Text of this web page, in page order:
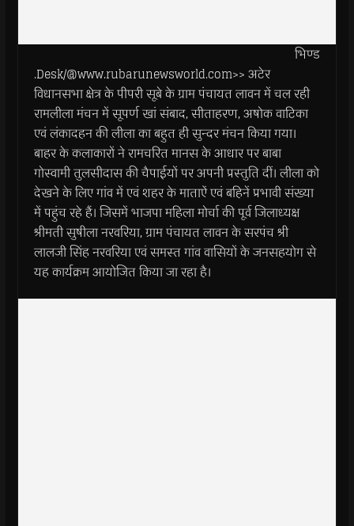
भिण्ड
.Desk/@www.rubarunewsworld.com>> अटेर
विधानसभा क्षेत्र के पीपरी सूबे के ग्राम पंचायत लावन में चल रही
रामलीला मंचन में सूपर्ण खां संबाद, सीताहरण, अषोक वाटिका
एवं लंकादहन की लीला का बहुत ही सुन्दर मंचन किया गया।
बाहर के कलाकारों ने रामचरित मानस के आधार पर बाबा
गोस्वामी तुलसीदास की चैपाईयों पर अपनी प्रस्तुति दीं। लीला को
देखने के लिए गांव में एवं शहर के माताऐं एवं बहिनें प्रभावी संख्या
में पहुंच रहे हैं। जिसमें भाजपा महिला मोर्चा की पूर्व जिलाध्यक्ष
श्रीमती सुषीला नरवरिया, ग्राम पंचायत लावन के सरपंच श्री
लालजी सिंह नरवरिया एवं समस्त गांव वासियों के जनसहयोग से
यह कार्यक्रम आयोजित किया जा रहा है।